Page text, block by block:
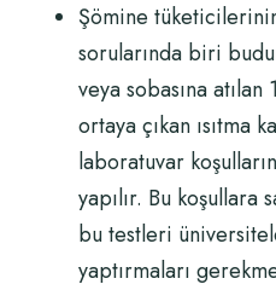
Şömine
sorularında biri
veya sobasına
ortaya çıkan ısıtma
laboratuvar
yapılır. Bu
bu testleri
yaptırmaları